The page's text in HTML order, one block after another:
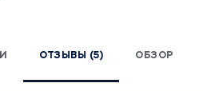
ОТЗЫВЫ (5) ОБЗОР